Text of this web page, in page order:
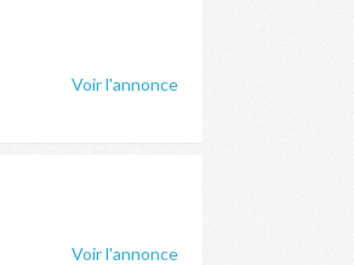
Voir l'annonce
Voir l'annonce